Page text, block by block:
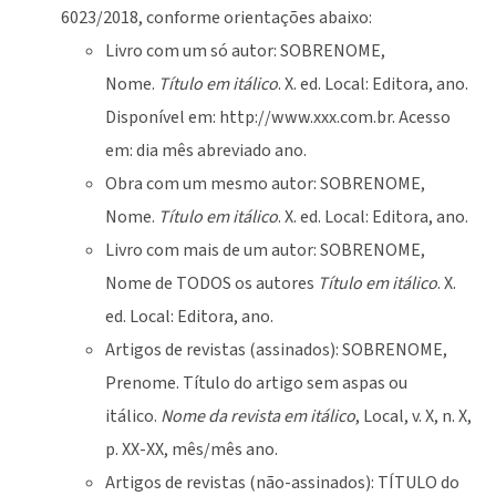
6023/2018, conforme orientações abaixo:
Livro com um só autor: SOBRENOME,
Nome. Título em itálico. X. ed. Local: Editora, ano.
Disponível em: http://www.xxx.com.br. Acesso
em: dia mês abreviado ano.
Obra com um mesmo autor: SOBRENOME,
Nome. Título em itálico. X. ed. Local: Editora, ano.
Livro com mais de um autor: SOBRENOME,
Nome de TODOS os autores Título em itálico. X.
ed. Local: Editora, ano.
Artigos de revistas (assinados): SOBRENOME,
Prenome. Título do artigo sem aspas ou
itálico. Nome da revista em itálico, Local, v. X, n. X,
p. XX-XX, mês/mês ano.
Artigos de revistas (não-assinados): TÍTULO do